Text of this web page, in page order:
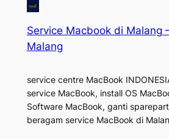
Service Macbook di Malang
Malang
service centre MacBook
service MacBook, install OS
Software MacBook, ganti
beragam service MacBook di